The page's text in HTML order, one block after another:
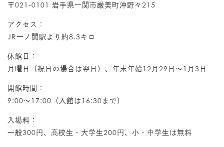
〒021-0101 岩手県一関市厳美町沖野々215
アクセス：
JR一ノ関駅より約8.3キロ
休館日：
月曜日（祝日の場合は翌日）、年末年始12月29日～1月3日
開館時間：
9:00～17:00（入館は16:30まで）
入場料：
一般300円、高校生・大学生200円、小・中学生は無料